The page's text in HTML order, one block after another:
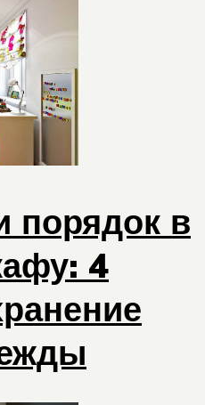
порядок в
4